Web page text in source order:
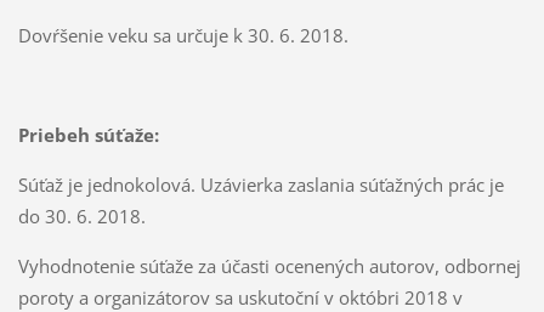
Dovŕšenie veku sa určuje k 30. 6. 2018.
Priebeh súťaže:
Súťaž je jednokolová. Uzávierka zaslania súťažných prác je
do 30. 6. 2018.
Vyhodnotenie súťaže za účasti ocenených autorov, odbornej
poroty a organizátorov sa uskutoční v októbri 2018 v